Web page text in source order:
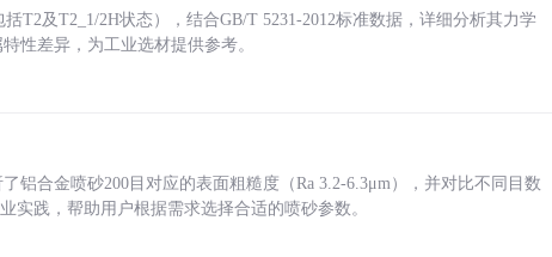
T2及T2_1/2H状态），结合GB/T 5231-2012标准数据，详细分析其力学
性差异，为工业选材提供参考。
铝合金喷砂200目对应的表面粗糙度（Ra 3.2-6.3μm），并对比不同目数
实践，帮助用户根据需求选择合适的喷砂参数。